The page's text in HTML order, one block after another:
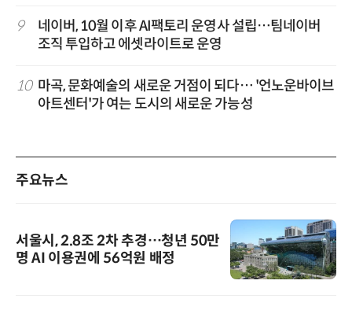
9
네이버, 10월 이후 AI팩토리 운영사 설립…팀네이버
조직 투입하고 에셋라이트로 운영
10 마곡, 문화예술의 새로운 거점이 되다… '언노운바이브
아트센터'가 여는 도시의 새로운 가능성
주요뉴스
서울시, 2.8조 2차 추경…청년 50만
명 AI 이용권에 56억원 배정